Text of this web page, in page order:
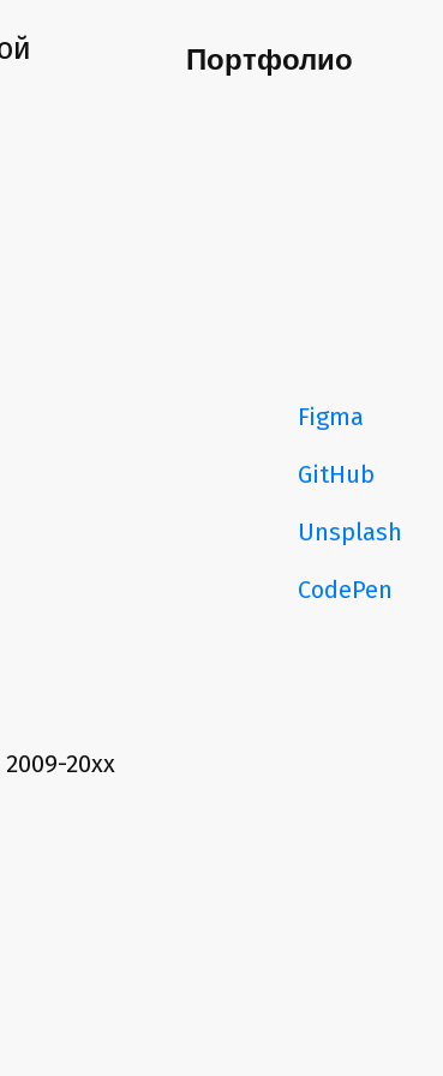
Портфолио
Figma
GitHub
Unsplash
CodePen
20xx